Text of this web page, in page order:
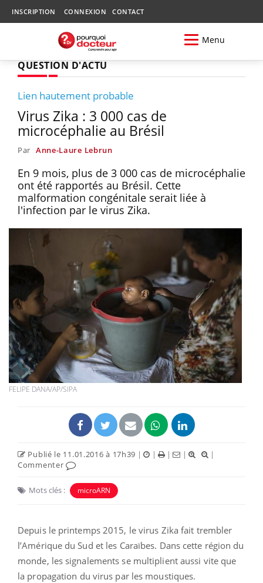
INSCRIPTION CONNEXION CONTACT
Menu
QUESTION D'ACTU
Lien hautement probable
Virus Zika : 3 000 cas de
microcéphalie au Brésil
Par Anne-Laure Lebrun
En 9 mois, plus de 3 000 cas de microcéphalie
ont été rapportés au Brésil. Cette
malformation congénitale serait liée à
l'infection par le virus Zika.
FELIPE DANA/AP/SIPA
Publié le 11.01.2016 à 17h39 | | | |
|
Commenter
Mots clés : microARN
Depuis le printemps 2015, le virus Zika fait trembler
l’Amérique du Sud et les Caraïbes. Dans cette région du
monde, les signalements se multiplient aussi vite que
la propagation du virus par les moustiques.